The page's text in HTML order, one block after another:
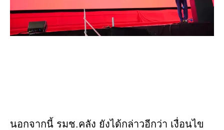
นอกจากนี้ รมช.คลัง ยังได้กล่าวอีกว่า เงื่อนไข